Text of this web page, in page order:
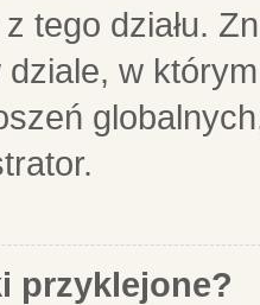
tego działu.
w
przyklejone?